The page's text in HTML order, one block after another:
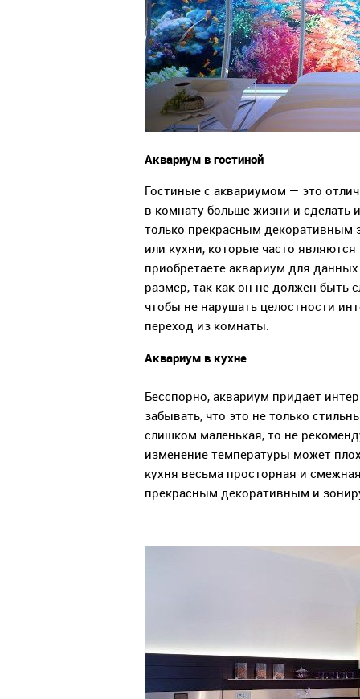
Аквариум в гостиной
Гостиные с аквариумом — это
в комнату больше жизни и сделать
только прекрасным декоративным
или кухни, которые часто
приобретаете аквариум для
размер, так как он не должен
чтобы не нарушать целостности
переход из комнаты.
Аквариум в кухне
Бесспорно, аквариум придает
забывать, что это не только
слишком маленькая, то не
изменение температуры может
кухня весьма просторная и
прекрасным декоративным и